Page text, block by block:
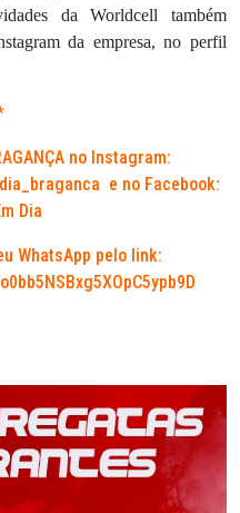
da Worldcell também
da empresa, no perfil
no Instagram:
e no Facebook:
Dia
WhatsApp pelo link: